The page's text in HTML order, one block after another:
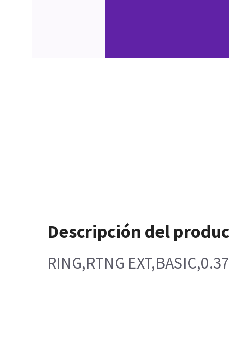
Descripción del
RING,RTNG